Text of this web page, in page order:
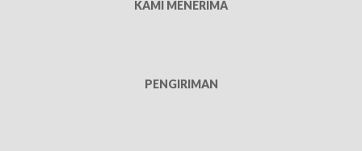
KAMI MENERIMA
PENGIRIMAN